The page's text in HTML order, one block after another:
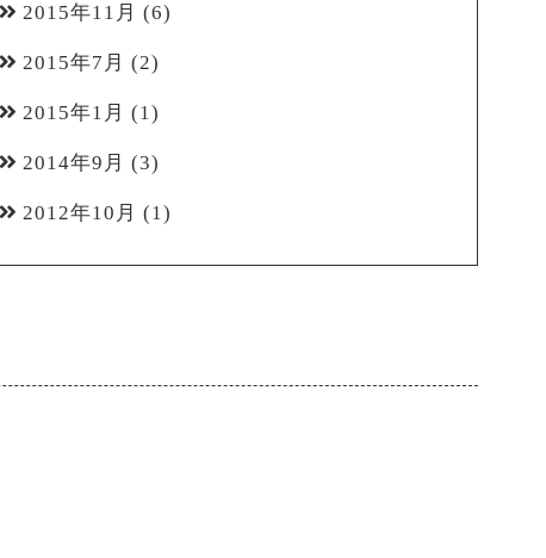
2015年11月 (6)
2015年7月 (2)
2015年1月 (1)
2014年9月 (3)
2012年10月 (1)